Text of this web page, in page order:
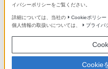
安全で上手な使いかた
愛情点検のおす
イバシーポリシーをご覧ください。
詳細については、当社の Cookieポリシー
個人情報の取扱いについては、
プライバ
Cookie